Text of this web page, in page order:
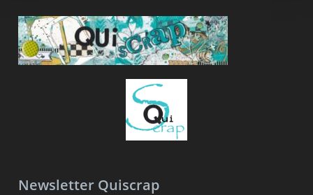
Newsletter Quiscrap